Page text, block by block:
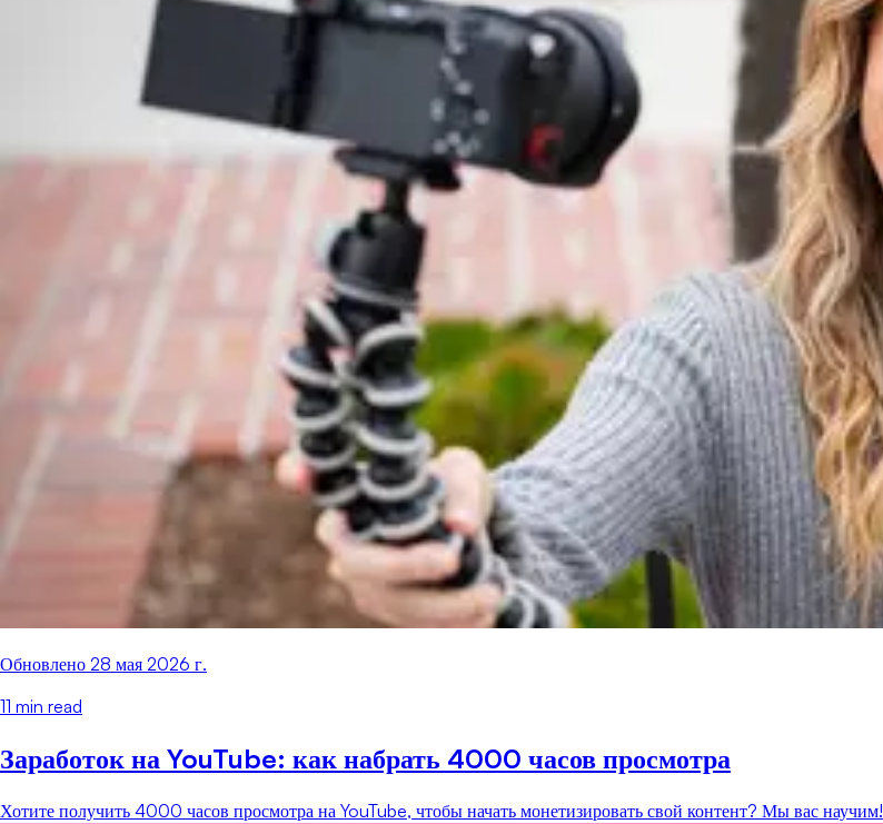
Обновлено 28 мая 2026 г.
11 min read
Заработок на YouTube: как набрать 4000 часов просмотра
Хотите получить 4000 часов просмотра на YouTube, чтобы начать монетизировать свой контент? Мы вас научим!